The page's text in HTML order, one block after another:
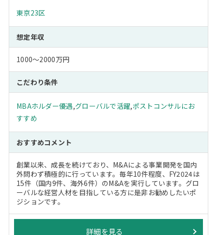
東京23区
想定年収
1000～2000万円
こだわり条件
MBAホルダー優遇,グローバルで活躍,ポストコンサルにお
すすめ
おすすめコメント
創業以来、成長を続けており、M&Aによる事業開発を国内
外問わず積極的に行っています。毎年10件程度、FY2024は
15件（国内9件、海外6件）のM&Aを実行しています。グロ
ーバルな経営人材を目指している方に是非お勧めしたいポ
ジションです。
詳細を見る